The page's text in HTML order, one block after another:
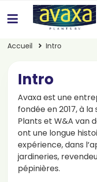
Accueil Intro
Intro
Avaxa est une
fondée en 2017, à
Plants et W&A van
ont une longue
expérience, dans
jardineries,
pépinières.